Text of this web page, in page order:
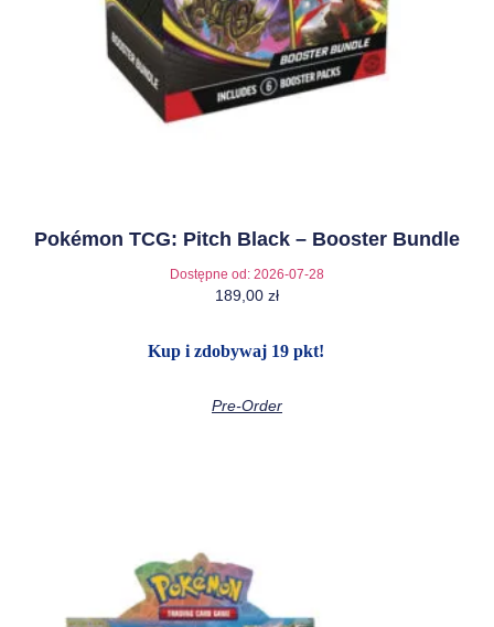
Pokémon TCG: Pitch Black – Booster Bundle
Dostępne od: 2026-07-28
189,00 zł
Kup i zdobywaj 19 pkt!
Pre-Order